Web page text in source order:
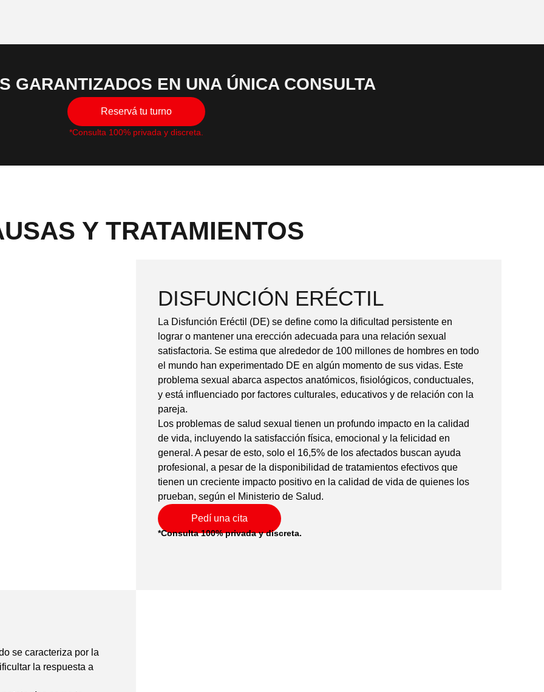
GARANTIZADOS EN UNA ÚNICA CONSULTA
Reservá tu turno
*Consulta 100% privada y discreta.
Y TRATAMIENTOS
DISFUNCIÓN ERÉCTIL
La Disfunción Eréctil (DE) se define como la dificultad persistente en
lograr o mantener una erección adecuada para una relación sexual
satisfactoria. Se estima que alrededor de 100 millones de hombres en todo
el mundo han experimentado DE en algún momento de sus vidas. Este
problema sexual abarca aspectos anatómicos, fisiológicos, conductuales,
y está influenciado por factores culturales, educativos y de relación con la
pareja.
Los problemas de salud sexual tienen un profundo impacto en la calidad
de vida, incluyendo la satisfacción física, emocional y la felicidad en
general. A pesar de esto, solo el 16,5% de los afectados buscan ayuda
profesional, a pesar de la disponibilidad de tratamientos efectivos que
tienen un creciente impacto positivo en la calidad de vida de quienes los
prueban, según el Ministerio de Salud.
Pedí una cita
*Consulta 100% privada y discreta.
se caracteriza por la
la respuesta a